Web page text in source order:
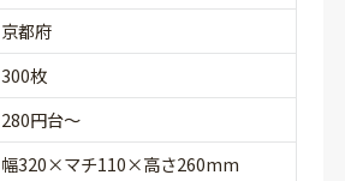
京都府
300枚
280円台〜
幅320×マチ110×高さ260mm